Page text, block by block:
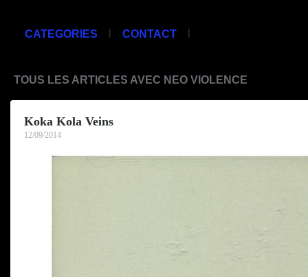
CATEGORIES | CONTACT |
TOUS LES ARTICLES AVEC NEO VIOLENCE
Koka Kola Veins
12/09/2014